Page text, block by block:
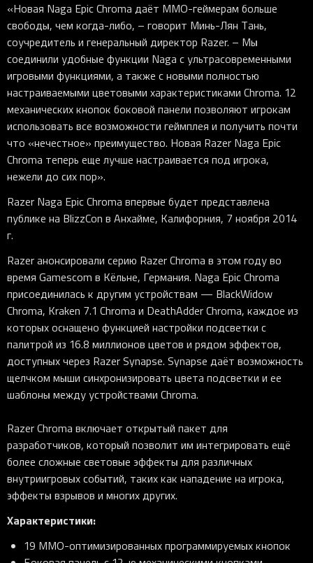
«Новая Naga Epic Chroma даёт ММО-геймерам больше
свободы, чем когда-либо, – говорит Минь-Лян Тань,
соучредитель и генеральный директор Razer. – Мы
соединили удобные функции Naga с ультрасовременными
игровыми функциями, а также с новыми полностью
настраиваемыми цветовыми характеристиками Chroma. 12
механических кнопок боковой панели позволяют игрокам
использовать все возможности геймплея и получить почти
что «нечестное» преимущество. Новая Razer Naga Epic
Chroma теперь еще лучше настраивается под игрока,
нежели до сих пор».
Razer Naga Epic Chroma впервые будет представлена
публике на BlizzCon в Анхайме, Калифорния, 7 ноября 2014
г.
Razer анонсировали серию Razer Chroma в этом году во
время Gamescom в Кёльне, Германия. Naga Epic Chroma
присоединилась к другим устройствам — BlackWidow
Chroma, Kraken 7.1 Chroma и DeathAdder Chroma, каждое из
которых оснащено функцией настройки подсветки с
палитрой из 16.8 миллионов цветов и рядом эффектов,
доступных через Razer Synapse. Synapse даёт возможность
щелчком мыши синхронизировать цвета подсветки и ее
шаблоны между устройствами Chroma.
Razer Chroma включает открытый пакет для
разработчиков, который позволит им интегрировать ещё
более сложные световые эффекты для различных
внутриигровых событий, таких как нападение на игрока,
эффекты взрывов и многих других.
Характеристики:
19 MMO-оптимизированных программируемых кнопок